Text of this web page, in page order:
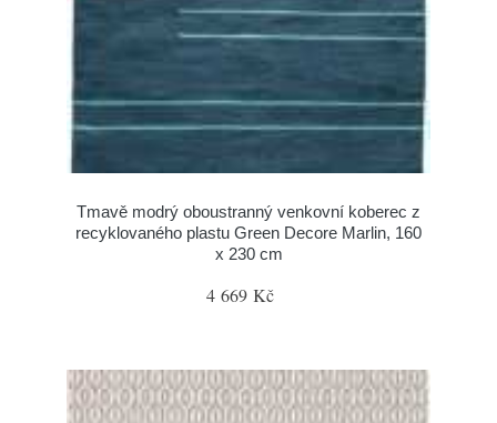
Tmavě modrý oboustranný venkovní koberec z
recyklovaného plastu Green Decore Marlin, 160
x 230 cm
4 669 Kč